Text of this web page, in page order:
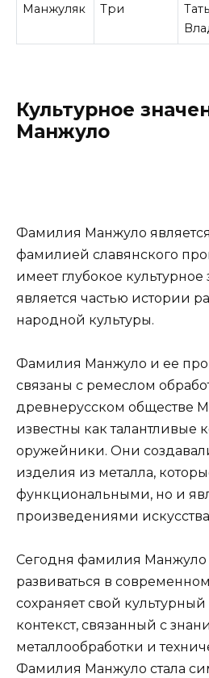
Манжуляк Три
Культурное
Манжуло
Фамилия Манжуло
фамилией славянского
имеет глубокое культурное
является частью истории
народной культуры.
Фамилия Манжуло и ее
связаны с ремеслом
древнерусском обществе
известны как талантливые
оружейники. Они
изделия из металла,
функциональными, но и
произведениями
Сегодня фамилия Манжуло
развиваться в
сохраняет свой
контекст, связанный с
металлообработки и
Фамилия Манжуло стала